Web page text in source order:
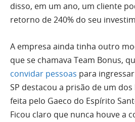
disso, em um ano, um cliente
retorno de 240% do seu
A empresa ainda tinha outro
que se chamava Team Bonus,
convidar pessoas para
SP destacou a prisão de um
feita pelo Gaeco do Espírito
Ficou claro que nunca houve a